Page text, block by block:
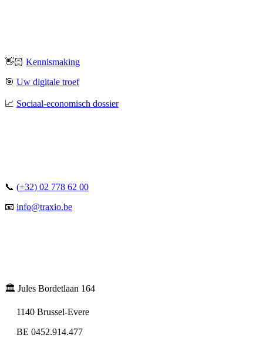
👋🏻 Kennismaking
🎯 Uw digitale troef
📈 Sociaal-economisch dossier
📞 (+32) 02 778 62 00
📧 info@traxio.be
🏛️ Jules Bordetlaan 164
1140 Brussel-Evere
BE 0452.914.477